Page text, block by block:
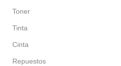
Toner
Tinta
Cinta
Repuestos